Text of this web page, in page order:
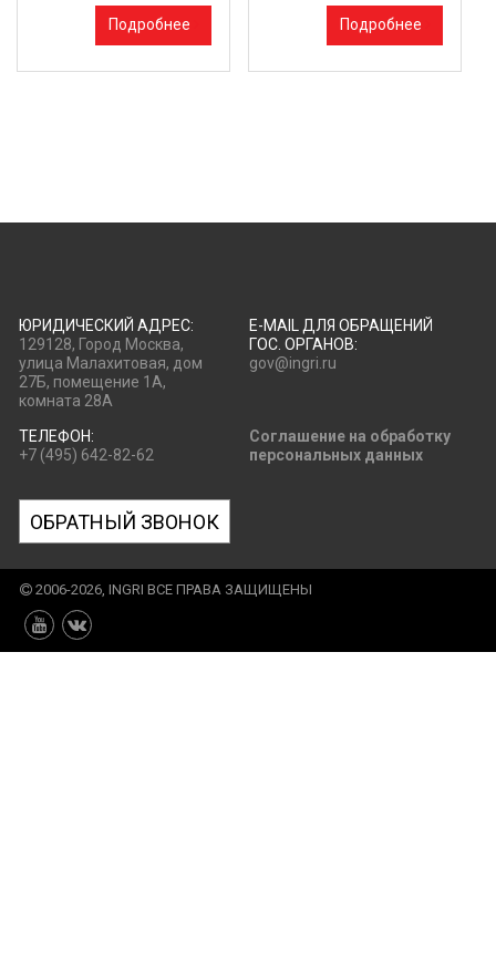
Подробнее Подробнее
ЮРИДИЧЕСКИЙ АДРЕС:
129128, Город Москва,
улица Малахитовая, дом
27Б, помещение 1А,
комната 28А
E-MAIL ДЛЯ ОБРАЩЕНИЙ
ГОС. ОРГАНОВ:
gov@ingri.ru
ТЕЛЕФОН:
+7 (495) 642-82-62
Соглашение на обработку
персональных данных
ОБРАТНЫЙ ЗВОНОК
2006-2026, INGRI ВСЕ ПРАВА ЗАЩИЩЕНЫ